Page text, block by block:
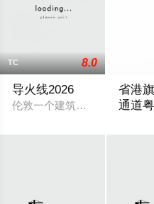
TC 8.0
导火线2026
伦敦一个建筑工地发现了一
省港
通道